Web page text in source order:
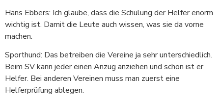
Hans Ebbers: Ich glaube, dass die Schulung der Helfer enorm
wichtig ist. Damit die Leute auch wissen, was sie da vorne
machen.
Sporthund: Das betreiben die Vereine ja sehr unterschiedlich.
Beim SV kann jeder einen Anzug anziehen und schon ist er
Helfer. Bei anderen Vereinen muss man zuerst eine
Helferprüfung ablegen.